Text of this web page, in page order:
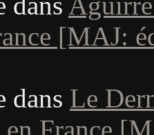
[MAJ:
dans Le
France